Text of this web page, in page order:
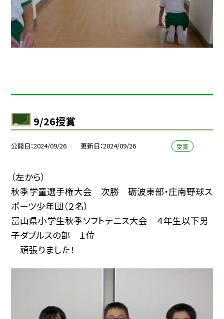
9/26授賞
公開日 2024/09/26 更新日 2024/09/26 受賞
（左から）
秋季学童選手権大会 次勝 砺波東部・庄南野球ス
ポーツ少年団（２名）
富山県小学生秋季ソフトテニス大会 ４年生以下男
子ダブルスの部 １位
頑張りました！